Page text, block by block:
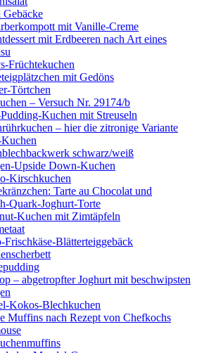
Gebäcke
mit Vanille-Creme
mit Erdbeeren nach Art eines
Früchtekuchen
mit Gedöns
Törtchen
– Versuch Nr. 29174/b
Kuchen mit Streuseln
– hier die zitronige Variante
schwarz/weiß
Upside Down-Kuchen
Kirschkuchen
Tarte au Chocolat und
Quark-Joghurt-Torte
Kuchen mit Zimtäpfeln
Frischkäse-Blätterteiggebäck
– abgetropfter Joghurt mit beschwipsten
Kokos-Blechkuchen
Muffins nach Rezept von Chefkochs